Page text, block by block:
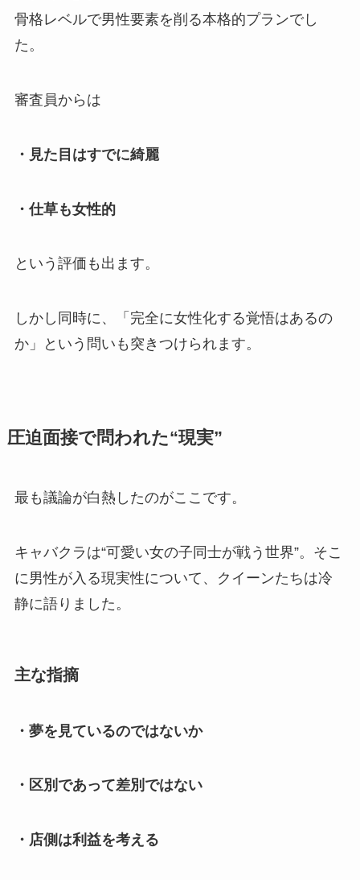
骨格レベルで男性要素を削る本格的プランでし
た。
審査員からは
・見た目はすでに綺麗
・仕草も女性的
という評価も出ます。
しかし同時に、「完全に女性化する覚悟はあるの
か」という問いも突きつけられます。
圧迫面接で問われた“現実”
最も議論が白熱したのがここです。
キャバクラは“可愛い女の子同士が戦う世界”。そこ
に男性が入る現実性について、クイーンたちは冷
静に語りました。
主な指摘
・夢を見ているのではないか
・区別であって差別ではない
・店側は利益を考える